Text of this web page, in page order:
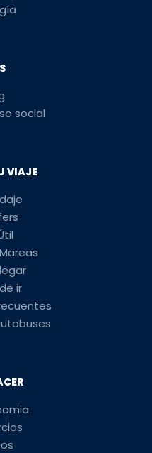
social
VIAJE
ir